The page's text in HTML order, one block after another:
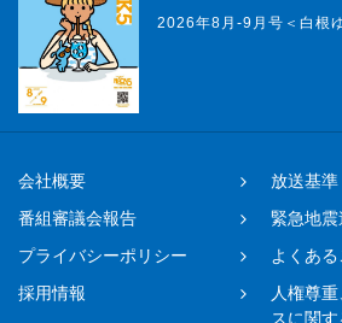
2026年8月-9月号＜白根
会社概要
放送基準
番組審議会報告
緊急地震
プライバシーポリシー
よくある
採用情報
人権尊
スに関